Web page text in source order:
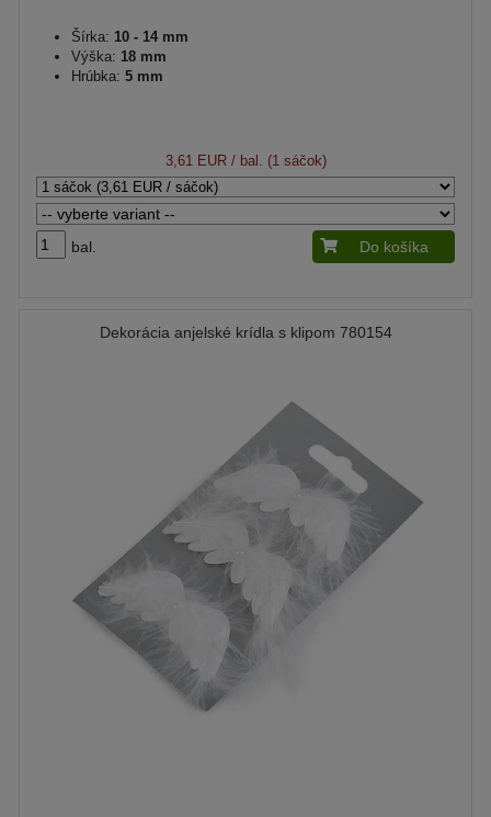
Šírka: 10 - 14 mm
Výška: 18 mm
Hrúbka: 5 mm
3,61 EUR/ bal. (1 sáčok)
bal. Do košíka
Dekorácia anjelské krídla s klipom 780154